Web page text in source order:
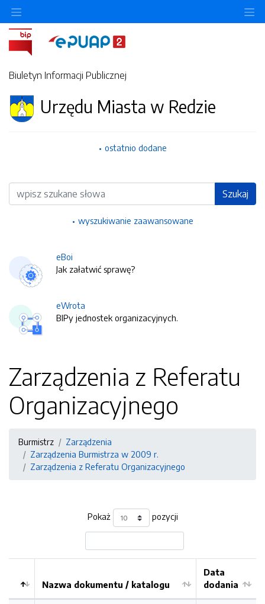
Biuletyn Informacji Publicznej
Urzędu Miasta w Redzie
ostatnio dodane
Wyszukiwarka Szukaj
wyszukiwanie zaawansowane
eBoi
Jak załatwić sprawę?
eWrota
BIPy jednostek organizacyjnych.
Zarządzenia z Referatu
Organizacyjnego
Burmistrz
Zarządzenia
Zarządzenia Burmistrza w 2009 r.
Zarządzenia z Referatu Organizacyjnego
Pokaż pozycji
Kolejność
Nazwa dokumentu / katalogu
Data
dodania